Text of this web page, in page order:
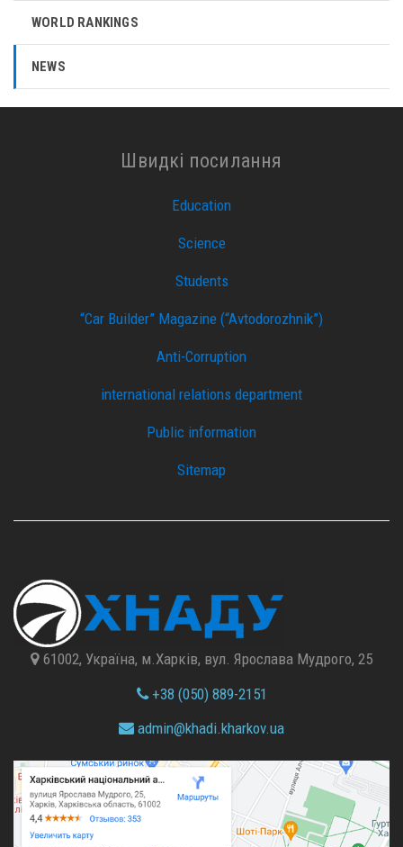
WORLD RANKINGS
NEWS
Швидкі посилання
Education
Science
Students
“Car Builder” Magazine (“Avtodorozhnik”)
Anti-Corruption
international relations department
Public information
Sitemap
61002, Україна, м.Харків, вул. Ярослава Мудрого, 25
+38 (050) 889-2151
admin@khadi.kharkov.ua